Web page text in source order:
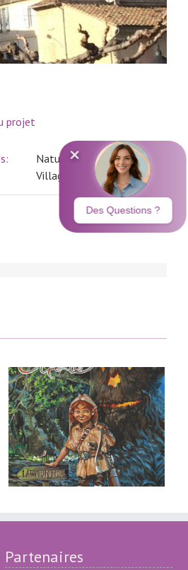
projet
Nature
Villages
Partenaires